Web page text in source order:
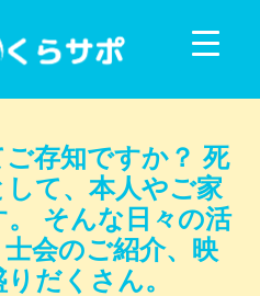
ご存知ですか？ 死
て、本人やご家
そんな日々の活
会のご紹介、映
だくさん。